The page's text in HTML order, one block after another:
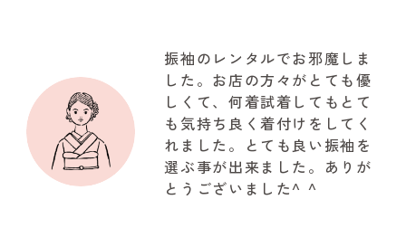
振袖のレンタルでお邪魔しま
した。お店の方々がとても優
しくて、何着試着してもとて
も気持ち良く着付けをしてく
れました。とても良い振袖を
選ぶ事が出来ました。ありが
とうございました^ ^